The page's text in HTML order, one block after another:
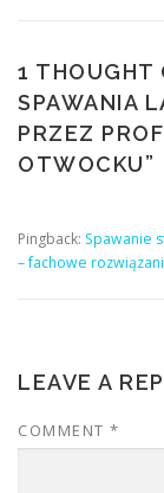
1 THOUGHT
SPAWANIA
PRZEZ
OTWOCKU”
Pingback: Spawanie
– fachowe
LEAVE A
COMMENT *